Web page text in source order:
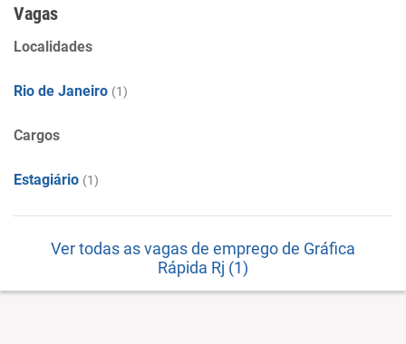
Vagas
Localidades
Rio de Janeiro (1)
Cargos
Estagiário (1)
Ver todas as vagas de emprego de Gráfica
Rápida Rj (1)